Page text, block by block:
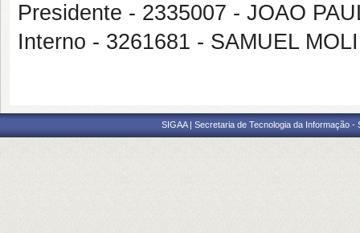
Presidente - 2335007 - JOAO
Interno - 3261681 - SAMUEL
SIGAA | Secretaria de Tecnologia da Informação